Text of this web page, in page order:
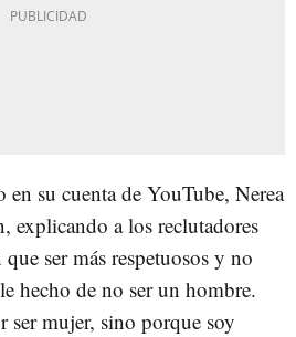
su cuenta de YouTube, Nerea
explicando a los reclutadores
ser más respetuosos y no
hecho de no ser un hombre.
ser mujer, sino porque soy